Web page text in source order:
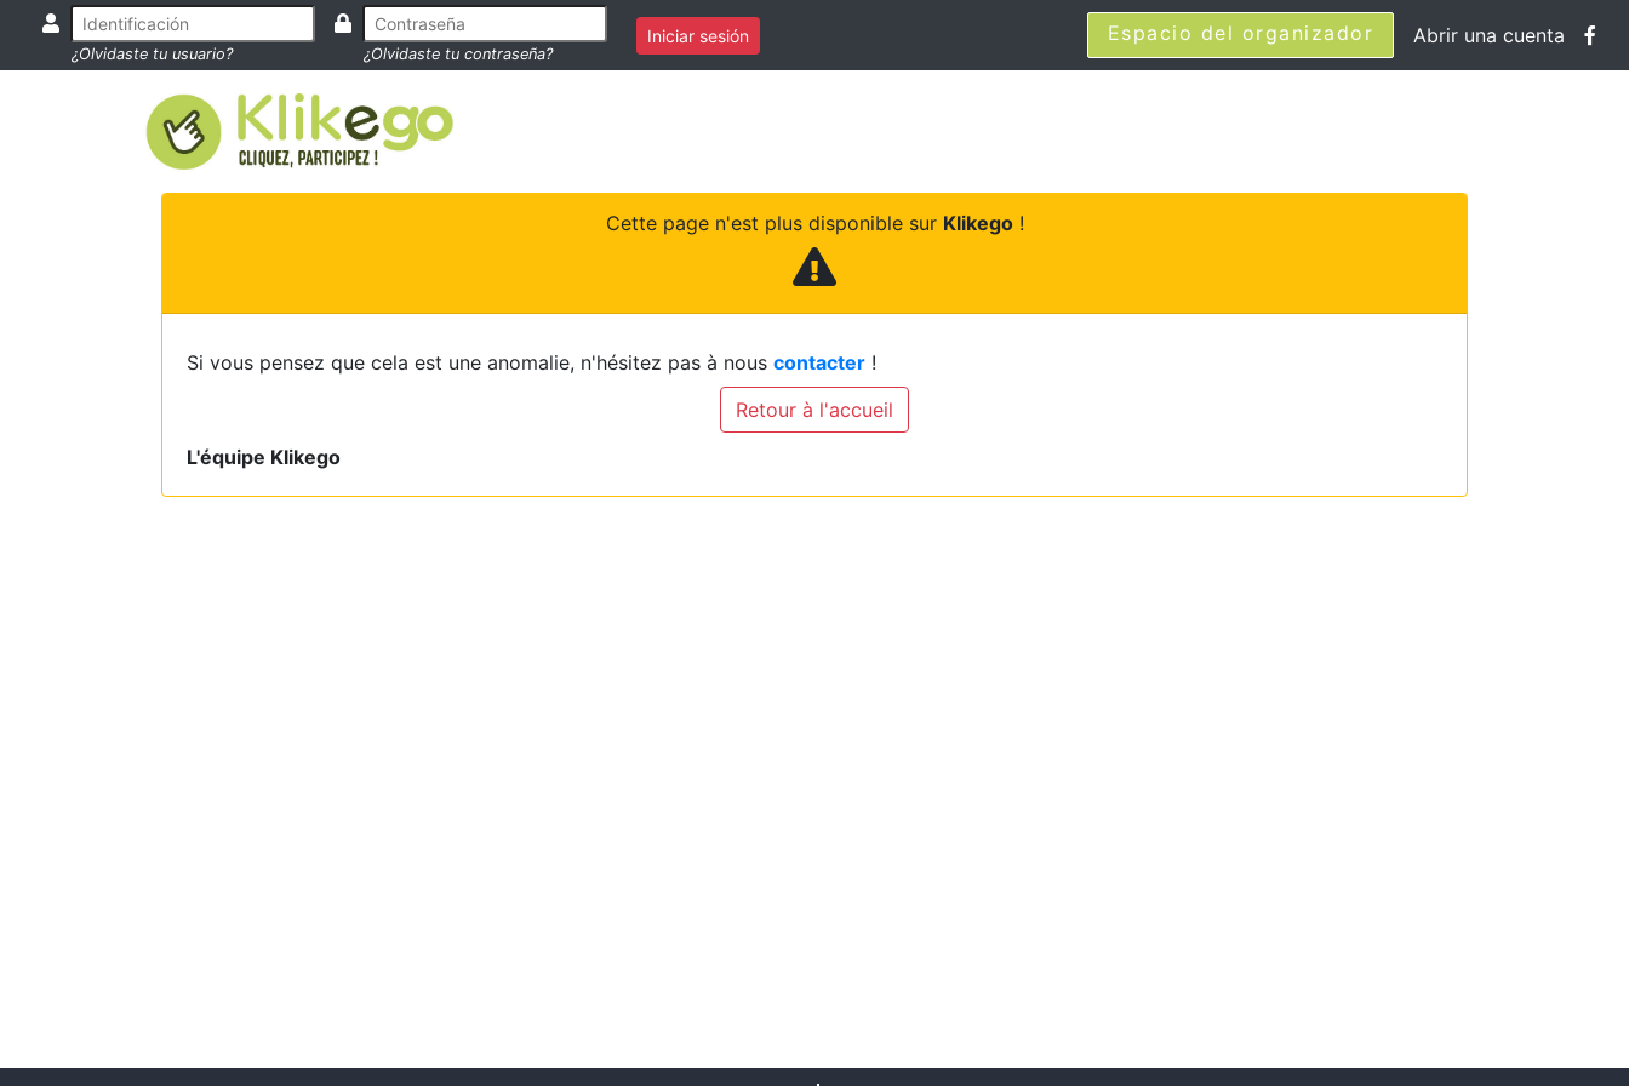
¿Olvidaste tu usuario? ¿Olvidaste tu contraseña?
Iniciar sesión Espacio del organizador Abrir una cuenta
Cette page n'est plus disponible sur Klikego!
Si vous pensez que cela est une anomalie, n'hésitez pas à nous contacter !
Retour à l'accueil
L'équipe Klikego